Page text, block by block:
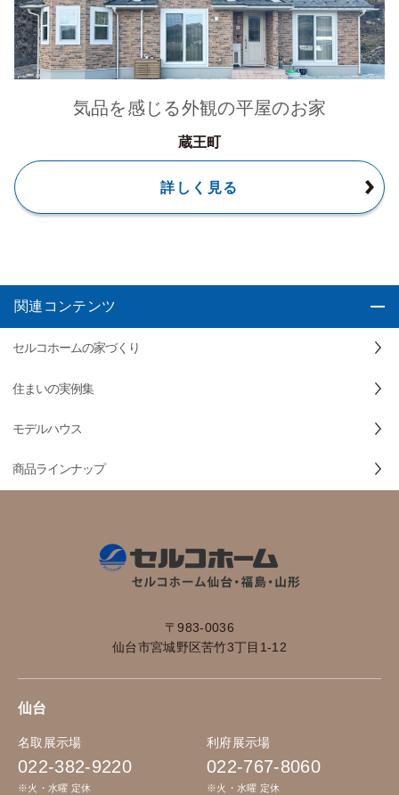
気品を感じる外観の平屋のお家
蔵王町
詳しく見る
関連コンテンツ
セルコホームの家づくり
住まいの実例集
モデルハウス
商品ラインナップ
〒983-0036
仙台市宮城野区苦竹3丁目1-12
仙台
名取展示場
022-382-9220
※火・水曜 定休
利府展示場
022-767-8060
※火・水曜 定休